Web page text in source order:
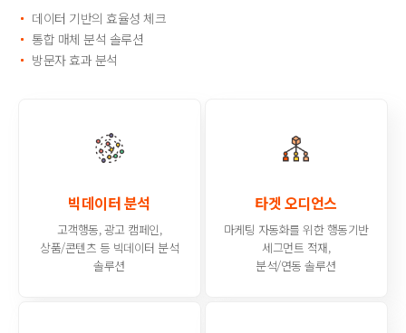
데이터 기반의 효율성 체크
통합 매체 분석 솔루션
방문자 효과 분석
빅데이터 분석
고객행동, 광고 캠페인,
상품/콘텐츠 등 빅데이터 분석
솔루션
타겟 오디언스
마케팅 자동화를 위한 행동기반
세그먼트 적재,
분석/연동 솔루션